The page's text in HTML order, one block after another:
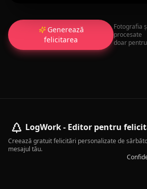
Generează
felicitarea
Fotografia
procesate
doar
LogWork - Editor pentru
Creează gratuit felicitări personalizate de
mesajul tău.